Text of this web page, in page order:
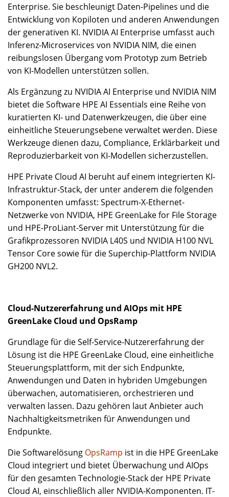
Enterprise. Sie beschleunigt Daten-Pipelines und die
Entwicklung von Kopiloten und anderen Anwendungen
der generativen KI. NVIDIA AI Enterprise umfasst auch
Inferenz-Microservices von NVIDIA NIM, die einen
reibungslosen Übergang vom Prototyp zum Betrieb
von KI-Modellen unterstützen sollen.
Als Ergänzung zu NVIDIA AI Enterprise und NVIDIA NIM
bietet die Software HPE AI Essentials eine Reihe von
kuratierten KI- und Datenwerkzeugen, die über eine
einheitliche Steuerungsebene verwaltet werden. Diese
Werkzeuge dienen dazu, Compliance, Erklärbarkeit und
Reproduzierbarkeit von KI-Modellen sicherzustellen.
HPE Private Cloud AI beruht auf einem integrierten KI-
Infrastruktur-Stack, der unter anderem die folgenden
Komponenten umfasst: Spectrum-X-Ethernet-
Netzwerke von NVIDIA, HPE GreenLake for File Storage
und HPE-ProLiant-Server mit Unterstützung für die
Grafikprozessoren NVIDIA L40S und NVIDIA H100 NVL
Tensor Core sowie für die Superchip-Plattform NVIDIA
GH200 NVL2.
Cloud-Nutzererfahrung und AIOps mit HPE
GreenLake Cloud und OpsRamp
Grundlage für die Self-Service-Nutzererfahrung der
Lösung ist die HPE GreenLake Cloud, eine einheitliche
Steuerungsplattform, mit der sich Endpunkte,
Anwendungen und Daten in hybriden Umgebungen
überwachen, automatisieren, orchestrieren und
verwalten lassen. Dazu gehören laut Anbieter auch
Nachhaltigkeitsmetriken für Anwendungen und
Endpunkte.
Die Softwarelösung OpsRamp ist in die HPE GreenLake
Cloud integriert und bietet Überwachung und AIOps
für den gesamten Technologie-Stack der HPE Private
Cloud AI, einschließlich aller NVIDIA-Komponenten. IT-